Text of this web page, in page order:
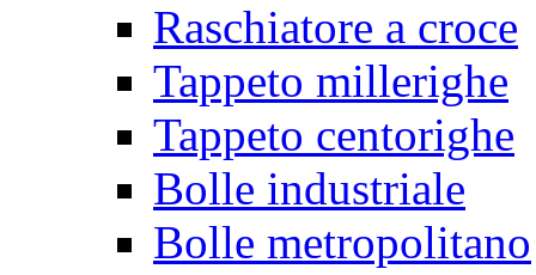
Raschiatore a croce
Tappeto millerighe
Tappeto centorighe
Bolle industriale
Bolle metropolitano